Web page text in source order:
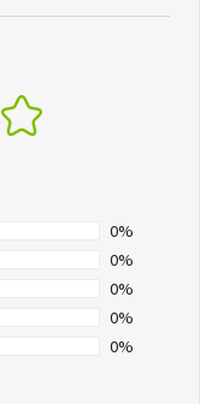
0%
0%
0%
0%
0%